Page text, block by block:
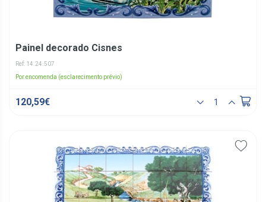
Painel decorado Cisnes
Ref: 14.24.507
Por encomenda (esclarecimento prévio)
120,59€